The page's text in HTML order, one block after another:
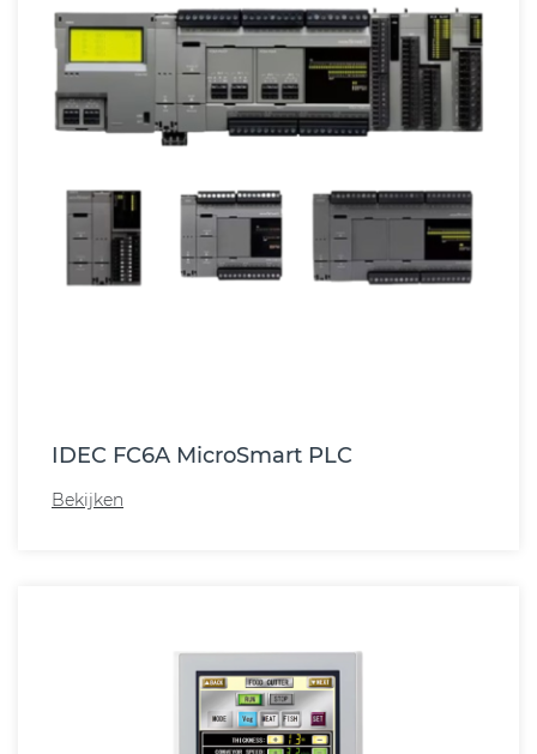
IDEC FC6A MicroSmart PLC
Bekijken